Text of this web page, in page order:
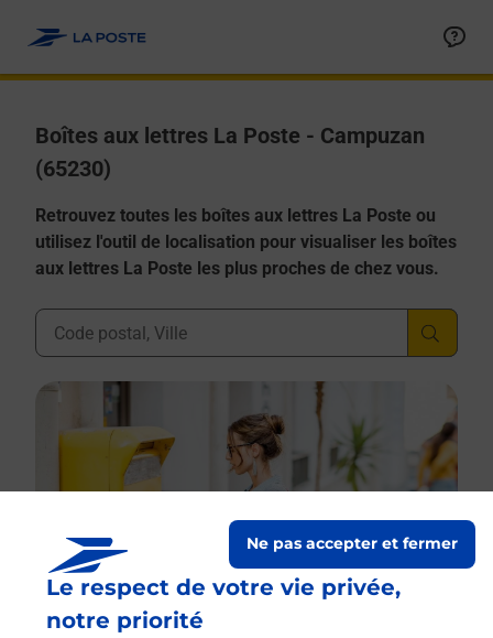
Le respect de votre vie privée,
notre priorité
Ne pas accepter et fermer
Boîtes aux lettres La Poste - Campuzan
(65230)
Retrouvez toutes les boîtes aux lettres La Poste ou
utilisez l'outil de localisation pour visualiser les boîtes
aux lettres La Poste les plus proches de chez vous.
Ville, Département, Code Postal